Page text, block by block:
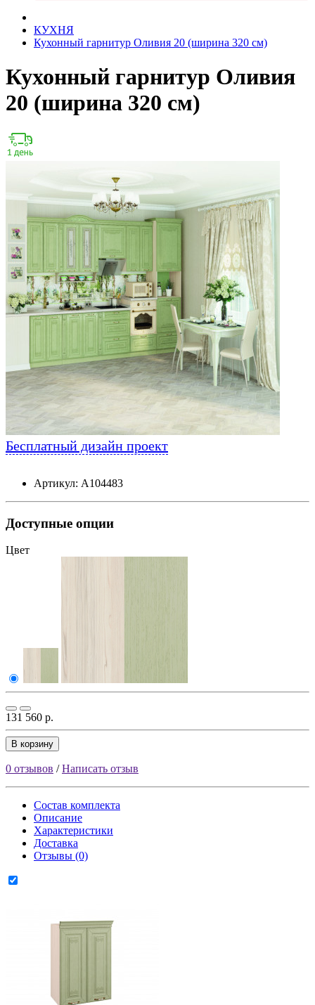
КУХНЯ
Кухонный гарнитур Оливия 20 (ширина 320 см)
Кухонный гарнитур Оливия
20 (ширина 320 см)
Бесплатный дизайн проект
Артикул: А104483
Доступные опции
Цвет
131 560 р.
В корзину
0 отзывов /Написать отзыв
Состав комплекта
Описание
Характеристики
Доставка
Отзывы (0)